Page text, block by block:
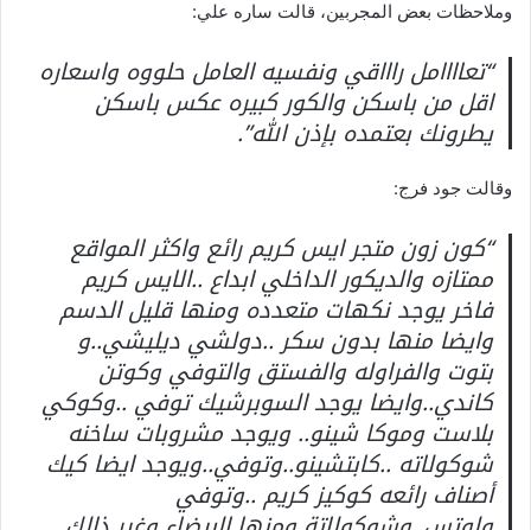
وملاحظات بعض المجربين، قالت ساره علي:
“تعاااامل راااقي ونفسيه العامل حلووه واسعاره
اقل من باسكن والكور كبيره عكس باسكن
يطرونك بعتمده بإذن الله”.
وقالت جود فرج:
“كون زون متجر ايس كريم رائع واكثر المواقع
ممتازه والديكور الداخلي ابداع ..الايس كريم
فاخر يوجد نكهات متعدده ومنها قليل الدسم
وايضا منها بدون سكر ..دولشي ديليشي..و
بتوت والفراوله والفستق والتوفي وكوتن
كاندي..وايضا يوجد السوبرشيك توفي ..وكوكي
بلاست وموكا شينو.. ويوجد مشروبات ساخنه
شوكولاته ..كابتشينو..وتوفي..ويوجد ايضا كيك
أصناف رائعه كوكيز كريم ..وتوفي